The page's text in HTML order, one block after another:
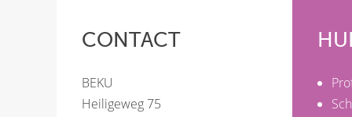
CONTACT
BEKU
Heiligeweg 75